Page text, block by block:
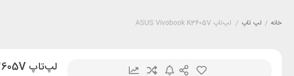
خانه / لپ تاپ / لپ‌تاپ ASUS Vivobook K3605V
لپ‌تاپ ASUS Vivobook K3605V